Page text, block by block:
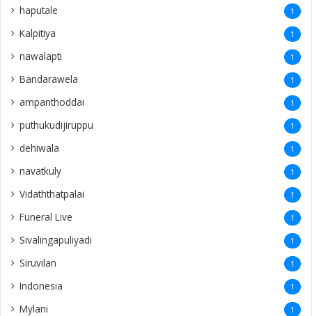
haputale 1
Kalpitiya 1
nawalapti 1
Bandarawela 1
ampanthoddai 1
puthukudijiruppu 1
dehiwala 1
navatkuly 1
Vidaththatpalai 1
Funeral Live 1
Sivalingapuliyadi 1
Siruvilan 1
Indonesia 1
Mylani 1